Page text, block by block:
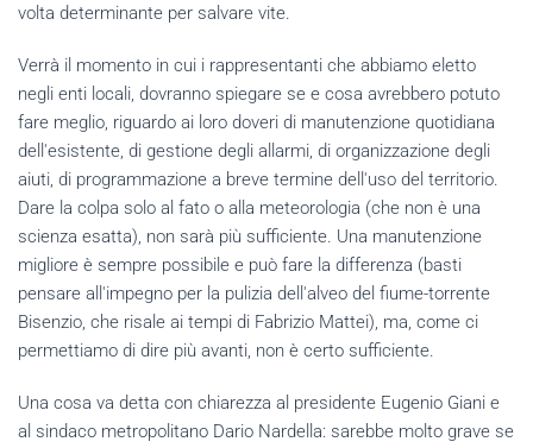
volta determinante per salvare vite.
Verrà il momento in cui i rappresentanti che abbiamo eletto
negli enti locali, dovranno spiegare se e cosa avrebbero potuto
fare meglio, riguardo ai loro doveri di manutenzione quotidiana
dell'esistente, di gestione degli allarmi, di organizzazione degli
aiuti, di programmazione a breve termine dell'uso del territorio.
Dare la colpa solo al fato o alla meteorologia (che non è una
scienza esatta), non sarà più sufficiente. Una manutenzione
migliore è sempre possibile e può fare la differenza (basti
pensare all'impegno per la pulizia dell'alveo del fiume-torrente
Bisenzio, che risale ai tempi di Fabrizio Mattei), ma, come ci
permettiamo di dire più avanti, non è certo sufficiente.
Una cosa va detta con chiarezza al presidente Eugenio Giani e
al sindaco metropolitano Dario Nardella: sarebbe molto grave se